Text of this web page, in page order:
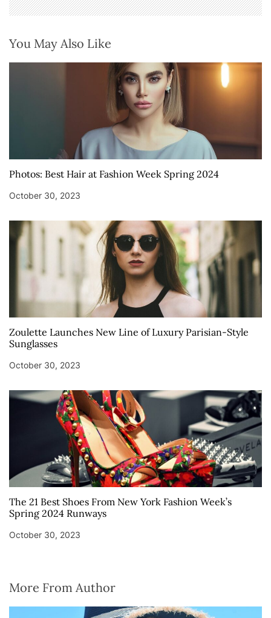
You May Also Like
Photos: Best Hair at Fashion Week Spring 2024
October 30, 2023
Zoulette Launches New Line of Luxury Parisian-Style
Sunglasses
October 30, 2023
The 21 Best Shoes From New York Fashion Week’s
Spring 2024 Runways
October 30, 2023
More From Author